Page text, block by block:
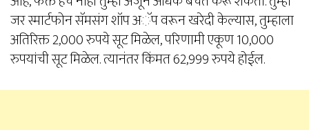
जर स्मार्टफोन सॅमसंग शॉप अॅप वरून खरेदी केल्यास, तुम्हाला
अतिरिक्त 2,000 रुपये सूट मिळेल, परिणामी एकूण 10,000
रुपयांची सूट मिळेल. त्यानंतर किंमत 62,999 रुपये होईल.